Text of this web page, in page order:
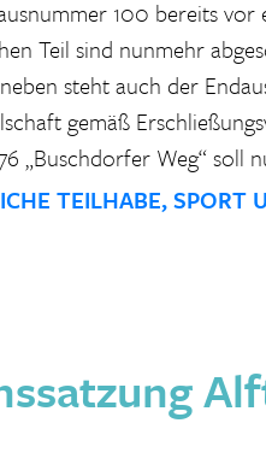
TEILHABE, SPORT
100 bereits
Teil sind nunmehr
steht auch der
gemäß
„Buschdorfer Weg“ soll